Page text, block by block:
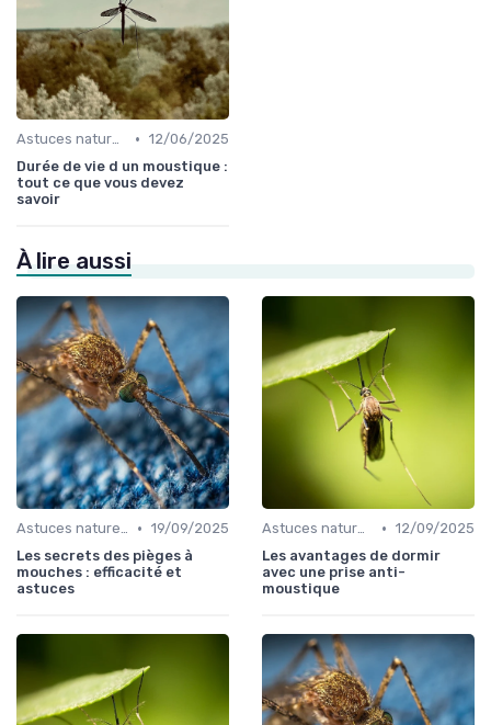
Astuces naturelles • 12/06/2025
Durée de vie d un moustique :
tout ce que vous devez
savoir
À lire aussi
Astuces naturelles • 19/09/2025
Les secrets des pièges à
mouches : efficacité et
astuces
Astuces naturelles • 12/09/2025
Les avantages de dormir
avec une prise anti-
moustique